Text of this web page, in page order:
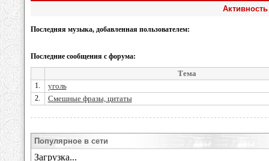
Последняя музыка, добавленная пользователем:
Последние сообщения с форума:
Тема
1. уголь
2. Смешные фразы, цитаты
Популярное в сети